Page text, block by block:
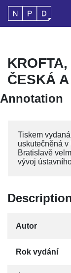
ČESKÁ
Annotation
Tiskem
uskutečněná
Bratislavě
vývoj
Autor
Rok vydání